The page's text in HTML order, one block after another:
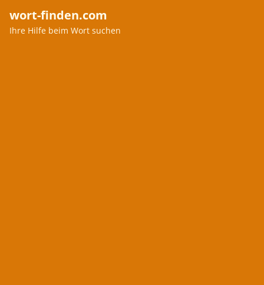
wort-finden.com
Ihre Hilfe beim Wort suchen